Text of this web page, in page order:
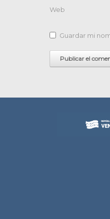
Web
Guardar mi